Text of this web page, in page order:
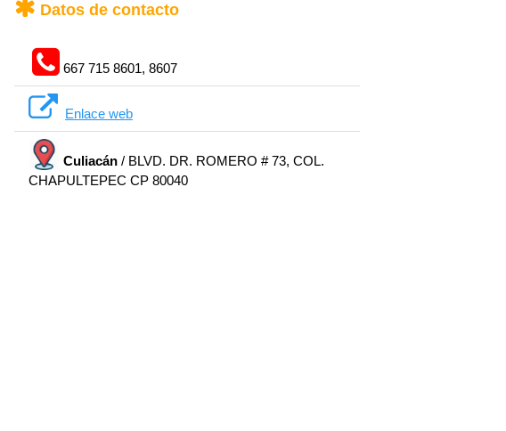
Datos de contacto
667 715 8601, 8607
Enlace web
Culiacán / BLVD. DR. ROMERO # 73, COL.
CHAPULTEPEC CP 80040